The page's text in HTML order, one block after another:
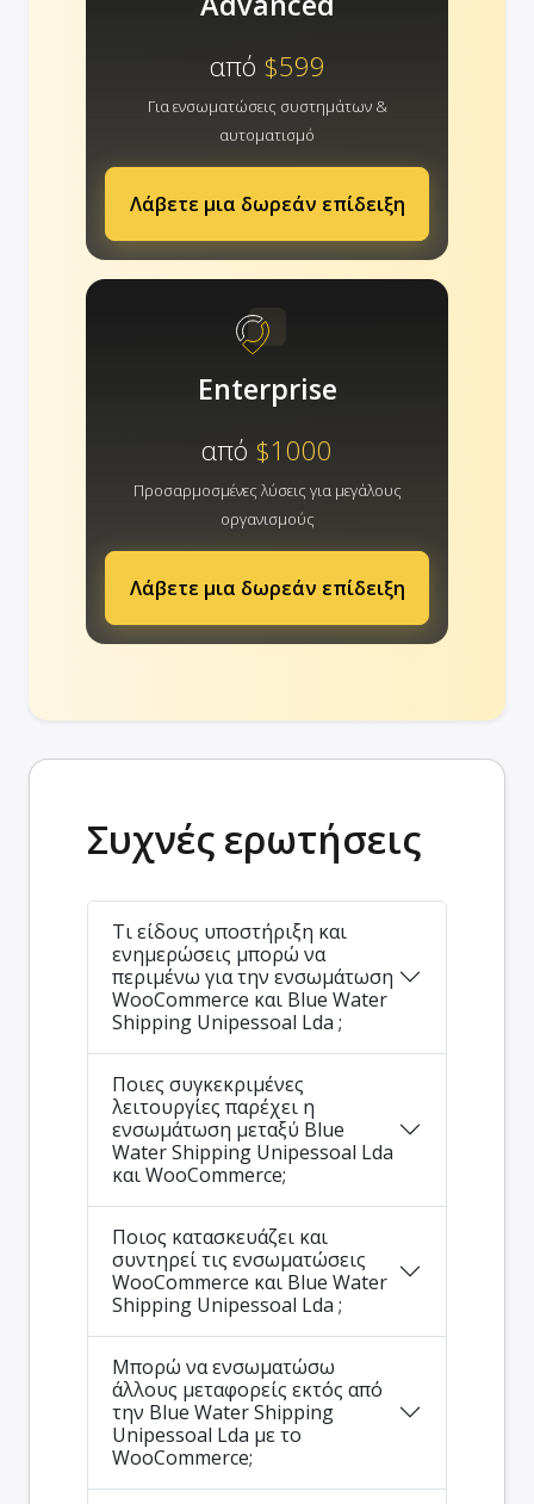
από $599
Για ενσωματώσεις συστημάτων &
αυτοματισμό
Λάβετε μια δωρεάν επίδειξη
Enterprise
από $1000
Προσαρμοσμένες λύσεις για μεγάλους
οργανισμούς
Λάβετε μια δωρεάν επίδειξη
Συχνές ερωτήσεις
Τι είδους υποστήριξη και
ενημερώσεις μπορώ να
περιμένω για την ενσωμάτωση
WooCommerce και Blue Water
Shipping Unipessoal Lda ;
Ποιες συγκεκριμένες
λειτουργίες παρέχει η
ενσωμάτωση μεταξύ Blue
Water Shipping Unipessoal Lda
και WooCommerce;
Ποιος κατασκευάζει και
συντηρεί τις ενσωματώσεις
WooCommerce και Blue Water
Shipping Unipessoal Lda ;
Μπορώ να ενσωματώσω
άλλους μεταφορείς εκτός από
την Blue Water Shipping
Unipessoal Lda με το
WooCommerce;